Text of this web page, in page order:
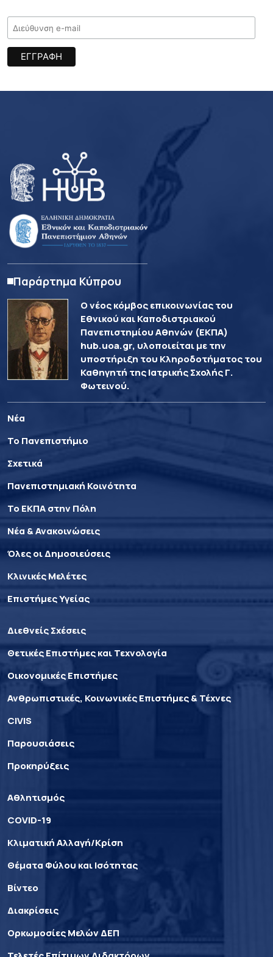
Παράρτημα Κύπρου
Ο νέος κόμβος επικοινωνίας του
Εθνικού και Καποδιστριακού
Πανεπιστημίου Αθηνών (ΕΚΠΑ)
hub.uoa.gr, υλοποιείται με την
υποστήριξη του Κληροδοτήματος του
Καθηγητή της Ιατρικής Σχολής Γ.
Φωτεινού.
Νέα
Το Πανεπιστήμιο
Σχετικά
Πανεπιστημιακή Κοινότητα
Το ΕΚΠΑ στην Πόλη
Νέα & Ανακοινώσεις
Όλες οι Δημοσιεύσεις
Κλινικές Μελέτες
Επιστήμες Υγείας
Διεθνείς Σχέσεις
Θετικές Επιστήμες και Τεχνολογία
Οικονομικές Επιστήμες
Ανθρωπιστικές, Κοινωνικές Επιστήμες & Τέχνες
CIVIS
Παρουσιάσεις
Προκηρύξεις
Αθλητισμός
COVID-19
Κλιματική Αλλαγή/Κρίση
Θέματα Φύλου και Ισότητας
Βίντεο
Διακρίσεις
Ορκωμοσίες Μελών ΔΕΠ